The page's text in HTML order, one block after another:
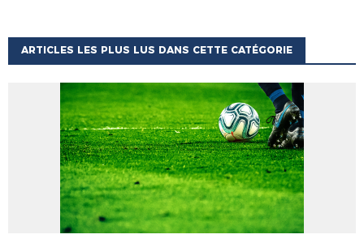
ARTICLES LES PLUS LUS DANS CETTE CATÉGORIE